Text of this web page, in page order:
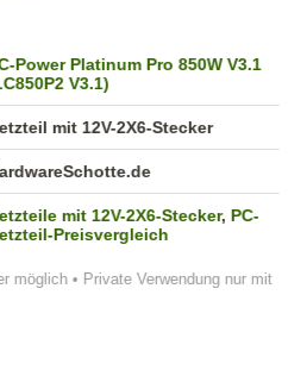
möglich • Private Verwendung nur mit
Power Platinum Pro 850W V3.1
V3.1)
mit 12V-2X6-Stecker
mit 12V-2X6-Stecker,PC-
Preisvergleich